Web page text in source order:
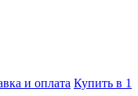
и оплата Купить в 1